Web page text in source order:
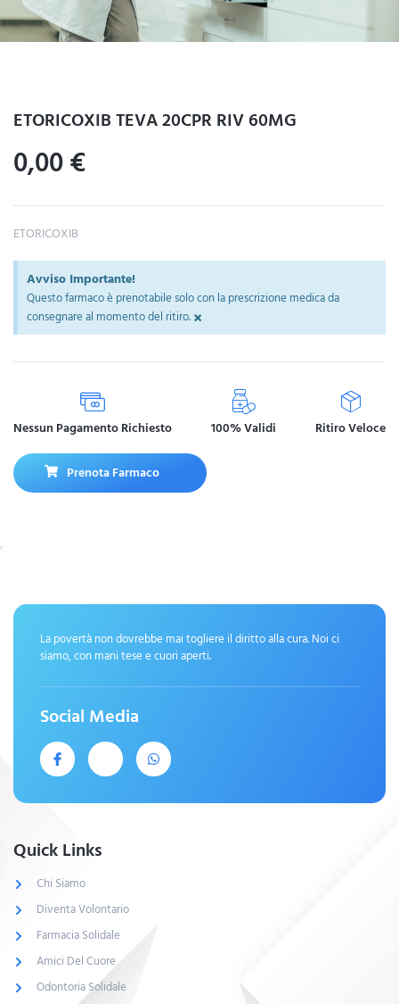
ETORICOXIB TEVA 20CPR RIV 60MG
0,00€
ETORICOXIB
Avviso Importante!
Questo farmaco è prenotabile solo con la prescrizione medica da
consegnare al momento del ritiro.×
Nessun Pagamento Richiesto 100% Validi Ritiro Veloce
Prenota Farmaco
La povertà non dovrebbe mai togliere il diritto alla cura. Noi ci
siamo, con mani tese e cuori aperti.
Social Media
Quick Links
Chi Siamo
Diventa Volontario
Farmacia Solidale
Amici Del Cuore
Odontoria Solidale